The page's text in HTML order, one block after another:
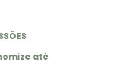
até